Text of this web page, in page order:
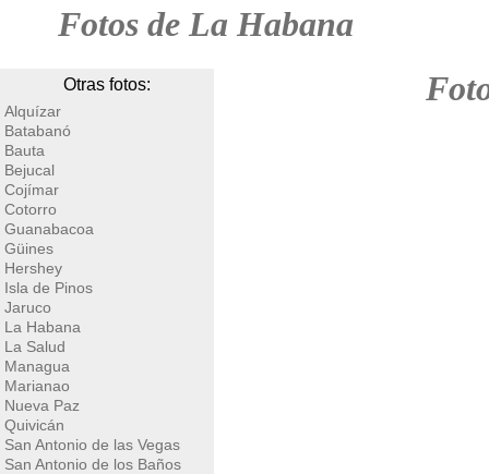
Fotos de La Habana
Otras fotos:
Alquízar
Batabanó
Bauta
Bejucal
Cojímar
Cotorro
Guanabacoa
Güines
Hershey
Isla de Pinos
Jaruco
La Habana
La Salud
Managua
Marianao
Nueva Paz
Quivicán
San Antonio de las Vegas
San Antonio de los Baños